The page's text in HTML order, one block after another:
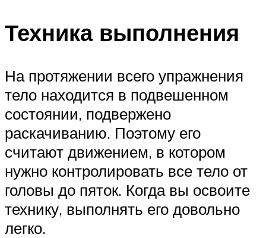
Техника выполнения
На протяжении всего упражнения
тело находится в подвешенном
состоянии, подвержено
раскачиванию. Поэтому его
считают движением, в котором
нужно контролировать все тело от
головы до пяток. Когда вы освоите
технику, выполнять его довольно
легко.